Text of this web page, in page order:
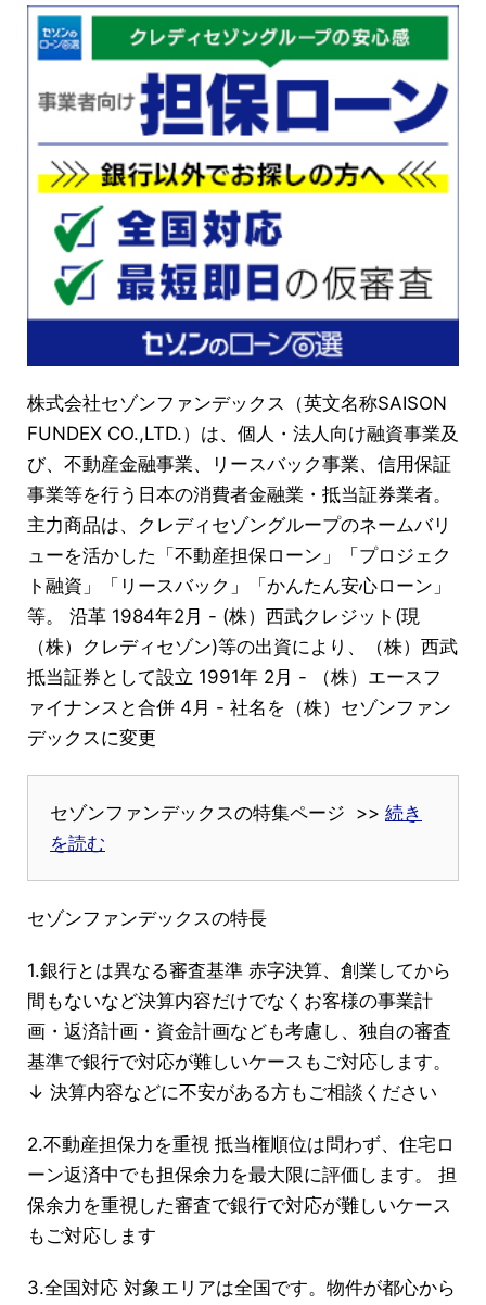
株式会社セゾンファンデックス（英文名称SAISON
FUNDEX CO.,LTD.）は、個人・法人向け融資事業及
び、不動産金融事業、リースバック事業、信用保証
事業等を行う日本の消費者金融業・抵当証券業者。
主力商品は、クレディセゾングループのネームバリ
ューを活かした「不動産担保ローン」「プロジェク
ト融資」「リースバック」「かんたん安心ローン」
等。 沿革 1984年2月 - (株）西武クレジット(現
（株）クレディセゾン)等の出資により、（株）西武
抵当証券として設立 1991年 2月 - （株）エースフ
ァイナンスと合併 4月 - 社名を（株）セゾンファン
デックスに変更
セゾンファンデックスの特集ページ >> 続き
を読む
セゾンファンデックスの特長
1.銀行とは異なる審査基準 赤字決算、創業してから
間もないなど決算内容だけでなくお客様の事業計
画・返済計画・資金計画なども考慮し、独自の審査
基準で銀行で対応が難しいケースもご対応します。
↓ 決算内容などに不安がある方もご相談ください
2.不動産担保力を重視 抵当権順位は問わず、住宅ロ
ーン返済中でも担保余力を最大限に評価します。 担
保余力を重視した審査で銀行で対応が難しいケース
もご対応します
3.全国対応 対象エリアは全国です。物件が都心から